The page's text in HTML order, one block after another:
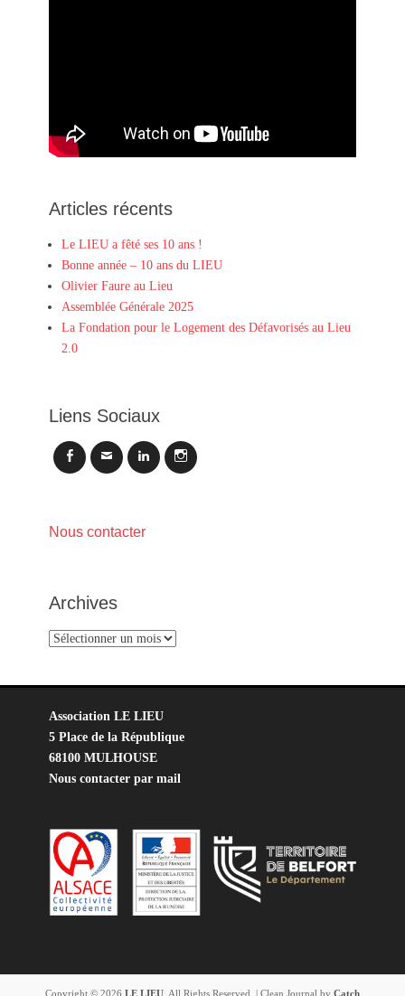
Articles récents
Le LIEU a fêté ses 10 ans !
Bonne année – 10 ans du LIEU
Olivier Faure au Lieu
Assemblée Générale 2025
La Fondation pour le Logement des Défavorisés au Lieu
2.0
Liens Sociaux
FacebookEmail LinkedInInstagram
Nous contacter
Archives
Archives
Association LE LIEU
5 Place de la République
68100 MULHOUSE
Nous contacter par mail
Copyright © 2026 LE LIEU . All Rights Reserved. | Clean Journal by Catch